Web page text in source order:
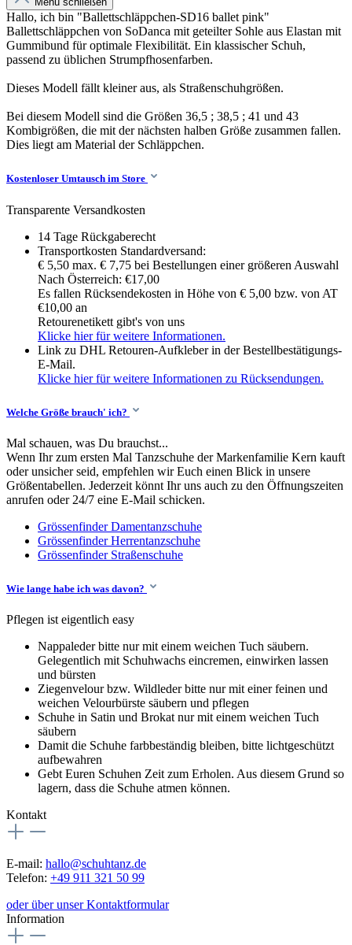
Hallo, ich bin "Ballettschläppchen-SD16 ballet pink"
Ballettschläppchen von SoDanca mit geteilter Sohle aus Elastan mit
Gummibund für optimale Flexibilität. Ein klassischer Schuh,
passend zu üblichen Strumpfhosenfarben.
Dieses Modell fällt kleiner aus, als Straßenschuhgrößen.
Bei diesem Modell sind die Größen 36,5 ; 38,5 ; 41 und 43
Kombigrößen, die mit der nächsten halben Größe zusammen fallen.
Dies liegt am Material der Schläppchen.
Kostenloser Umtausch im Store
Transparente Versandkosten
14 Tage Rückgaberecht
Transportkosten Standardversand:
€ 5,50 max. € 7,75 bei Bestellungen einer größeren Auswahl
Nach Österreich: €17,00
Es fallen Rücksendekosten in Höhe von € 5,00 bzw. von AT
€10,00 an
Retourenetikett gibt's von uns
Klicke hier für weitere Informationen.
Link zu DHL Retouren-Aufkleber in der Bestellbestätigungs-
E-Mail.
Klicke hier für weitere Informationen zu Rücksendungen.
Welche Größe brauch' ich?
Mal schauen, was Du brauchst...
Wenn Ihr zum ersten Mal Tanzschuhe der Markenfamilie Kern kauft
oder unsicher seid, empfehlen wir Euch einen Blick in unsere
Größentabellen. Jederzeit könnt Ihr uns auch zu den Öffnungszeiten
anrufen oder 24/7 eine E-Mail schicken.
Grössenfinder Damentanzschuhe
Grössenfinder Herrentanzschuhe
Grössenfinder Straßenschuhe
Wie lange habe ich was davon?
Pflegen ist eigentlich easy
Nappaleder bitte nur mit einem weichen Tuch säubern.
Gelegentlich mit Schuhwachs eincremen, einwirken lassen
und bürsten
Ziegenvelour bzw. Wildleder bitte nur mit einer feinen und
weichen Velourbürste säubern und pflegen
Schuhe in Satin und Brokat nur mit einem weichen Tuch
säubern
Damit die Schuhe farbbeständig bleiben, bitte lichtgeschützt
aufbewahren
Gebt Euren Schuhen Zeit zum Erholen. Aus diesem Grund so
lagern, dass die Schuhe atmen können.
Kontakt
E-mail: hallo@schuhtanz.de
Telefon: +49 911 321 50 99
oder über unser Kontaktformular
Information